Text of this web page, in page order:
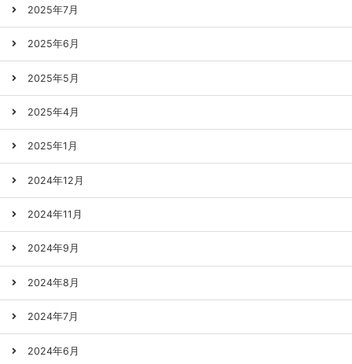
2025年7月
2025年6月
2025年5月
2025年4月
2025年1月
2024年12月
2024年11月
2024年9月
2024年8月
2024年7月
2024年6月